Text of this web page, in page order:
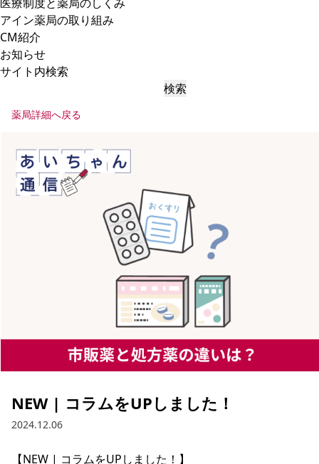
アイン薬局の取り組み
CM紹介
お知らせ
サイト内検索
検索
薬局詳細へ戻る
NEW | コラムをUPしました！
2024.12.06
【NEW | コラムをUPしました！】